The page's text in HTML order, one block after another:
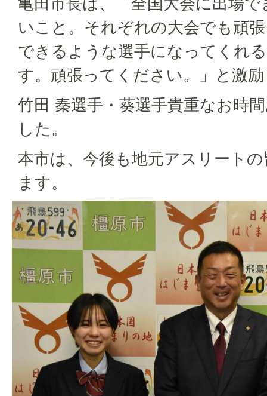
いこと。それぞれの大会でも頑
できるような選手になってくれ
す。頑張ってください。」と激
竹田 秦選手・葵選手貴重なお時
した。
本市は、今後も地元アスリート
ます。